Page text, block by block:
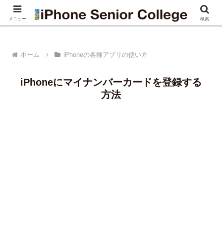
シニア、初心者向け、iPhoneの使い方講座
ホーム iPhoneの各種アプリの使い方
iPhoneにマイナンバーカードを登録する
方法
メニュー 検索